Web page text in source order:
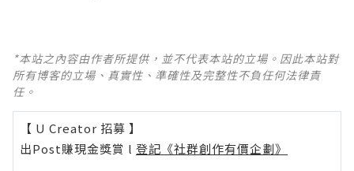
*本站之內容由作者所提供，並不代表本站的立場。因此本站對
所有博客的立場、真實性、準確性及完整性不負任何法律責
任。
【 U Creator 招募 】
出Post賺現金獎賞 l 登記《社群創作有價企劃》